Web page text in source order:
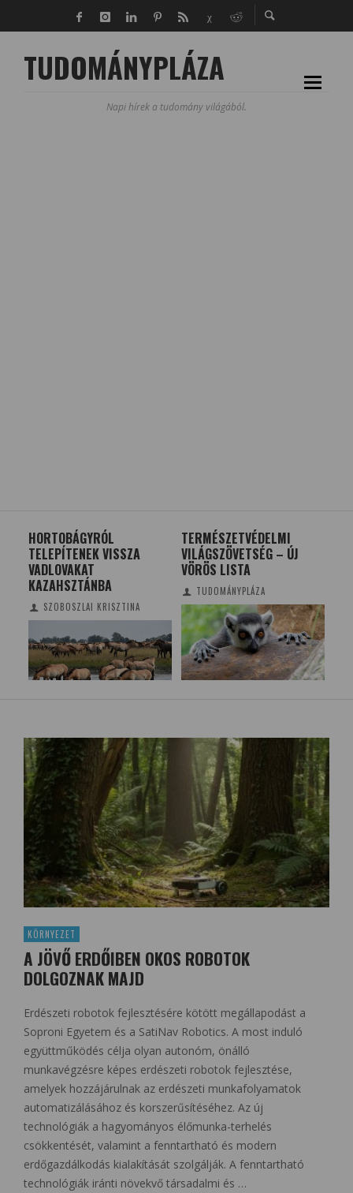
TUDOMÁNYPLÁZA
Napi hírek a tudomány világából.
TERMÉSZETVÉDELMI
VILÁGSZÖVETSÉG – ÚJ
VÖRÖS LISTA
TUDOMÁNYPLÁZA
A KUTYÁK OKOSABBAK A
MACSKÁKNÁL?
TUDOMÁNYPLÁZA
KÖRNYEZET
A JÖVŐ ERDŐIBEN OKOS ROBOTOK
DOLGOZNAK MAJD
Erdészeti robotok fejlesztésére kötött megállapodást a
Soproni Egyetem és a SatiNav Robotics. A most induló
együttműködés célja olyan autonóm, önálló
munkavégzésre képes erdészeti robotok fejlesztése,
amelyek hozzájárulnak az erdészeti munkafolyamatok
automatizálásához és korszerűsítéséhez. Az új
technológiák a hagyományos élőmunka-terhelés
csökkentését, valamint a fenntartható és modern
erdőgazdálkodás kialakítását szolgálják. A fenntartható
technológiák iránti növekvő társadalmi és …